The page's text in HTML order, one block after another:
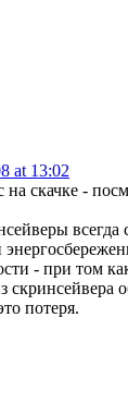
at 13:02
скачке -
всегда
- при том
потеря.